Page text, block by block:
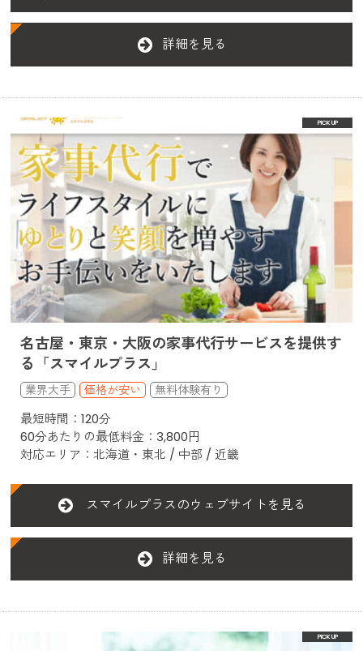
詳細を見る
名古屋・東京・大阪の家事代行サービスを提供す
る「スマイルプラス」
価格が安い
最短時間：120分
60分あたりの最低料金：3,800円
対応エリア：北海道・東北 / 中部 / 近畿
スマイルプラスのウェブサイトを見る
詳細を見る